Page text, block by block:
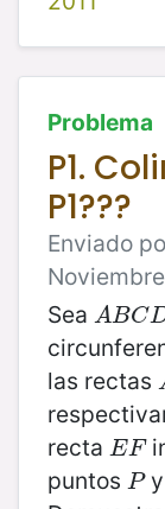
Problema
P1.
P1???
Enviado
Sea A BC
ABCD
las rectas
recta EF
EF
puntos P
Py